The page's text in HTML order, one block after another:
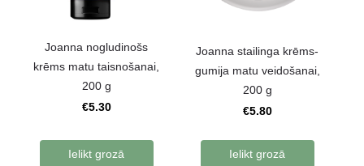
Joanna nogludinošs
krēms matu taisnošanai,
200 g
€5.30
Ielikt grozā
Joanna stailinga krēms-
gumija matu veidošanai,
200 g
€5.80
Ielikt grozā